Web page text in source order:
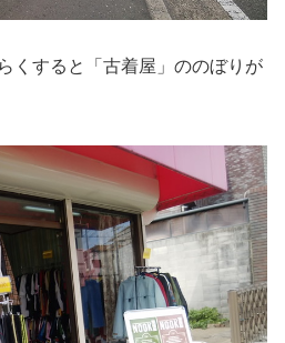
くすると「古着屋」ののぼりが